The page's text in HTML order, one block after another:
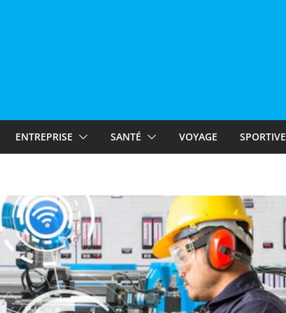
ENTREPRISE SANTÉ VOYAGE SPORTIVE